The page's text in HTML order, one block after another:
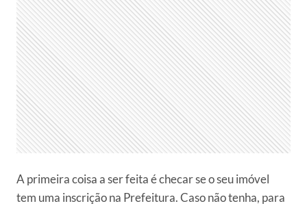
A primeira coisa a ser feita é checar se o seu imóvel
tem uma inscrição na Prefeitura. Caso não tenha, para